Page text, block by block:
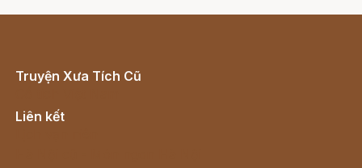
Truyện Xưa Tích Cũ
Liên kết